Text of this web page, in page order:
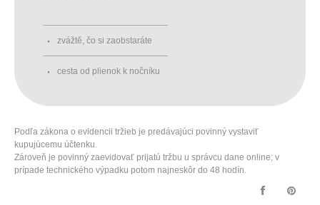
zvážtě, čo si zaobstaráte
cesta od plienok k nočníku
Podľa zákona o evidencii tržieb je predávajúci povinný vystaviť
kupujúcemu účtenku.
Zároveň je povinný zaevidovať prijatú tržbu u správcu dane online; v
prípade technického výpadku potom najneskôr do 48 hodín.